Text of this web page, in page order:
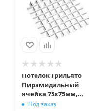
Потолок Грильято
Пирамидальный
ячейка 75х75мм,
суперхром, высота 35
Под заказ